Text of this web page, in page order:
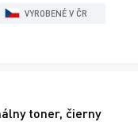
VYROBENÉ V ČR
toner, čierny